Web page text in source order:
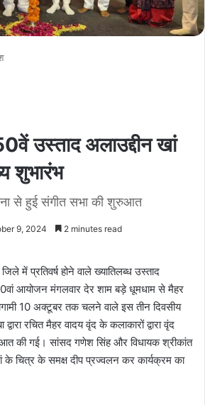
उस्ताद अलाउद्दीन खां
शुभारंभ
से हुई संगीत सभा की शुरुआत
9, 2024 2 minutes read
में प्रतिवर्ष होने वाले ख्यातिलब्ध उस्ताद
आयोजन मंगलवार देर शाम बड़े धूमधाम से मैहर
10 अक्टूबर तक चलने वाले इस तीन दिवसीय
रचित मैहर वादय वृंद के कलाकारों द्वारा वृंद
की गई। सांसद गणेश सिंह और विधायक श्रीकांत
के चित्र के समक्ष दीप प्रज्वलन कर कार्यक्रम का